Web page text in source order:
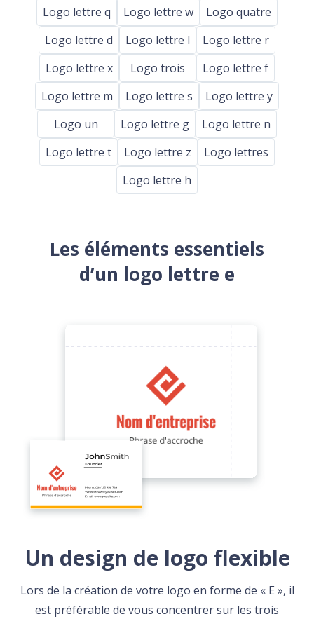
Logo lettre q
Logo lettre w
Logo quatre
Logo lettre d
Logo lettre l
Logo lettre r
Logo lettre x
Logo trois
Logo lettre f
Logo lettre m
Logo lettre s
Logo lettre y
Logo un
Logo lettre g
Logo lettre n
Logo lettre t
Logo lettre z
Logo lettres
Logo lettre h
Les éléments essentiels
d’un logo lettre e
Un design de logo flexible
Lors de la création de votre logo en forme de « E », il
est préférable de vous concentrer sur les trois